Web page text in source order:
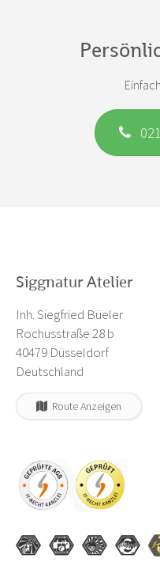
Siggnatur Atelier
Inh. Siegfried Büeler
Rochusstraße 28 b
40479 Düsseldorf
Deutschland
Route Anzeigen